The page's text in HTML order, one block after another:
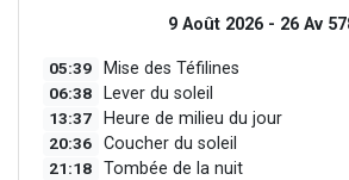
9 Août 2026 - 26 Av
05:39 Mise des Téfilines
06:38 Lever du soleil
13:37 Heure de milieu du jour
20:36 Coucher du soleil
21:18 Tombée de la nuit